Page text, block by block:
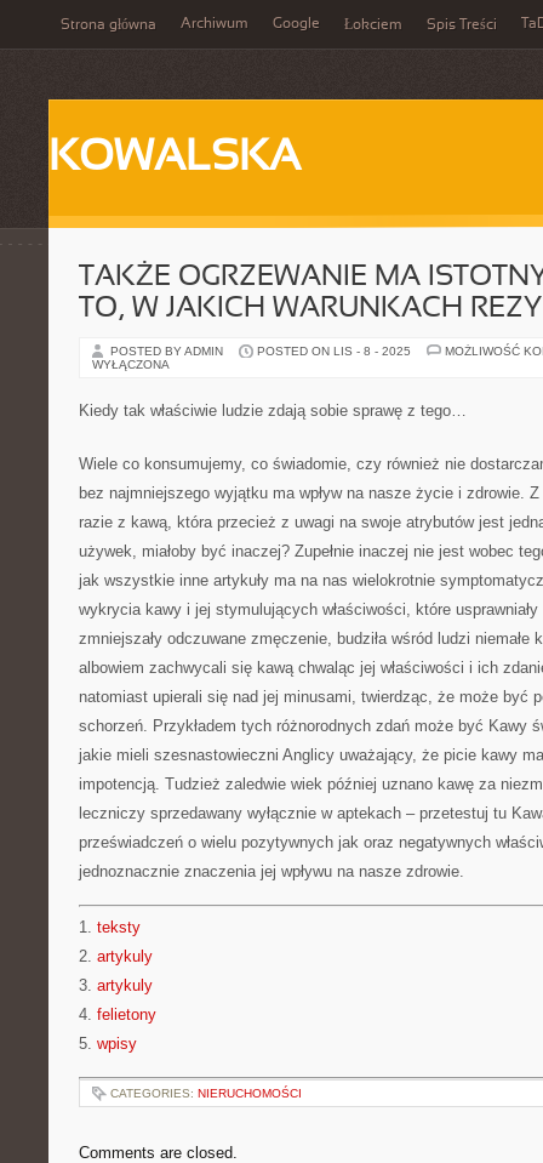
Strona główna Archiwum Google Łokciem Spis Treści
KOWALSKA
TAKŻE OGRZEWANIE MA
TO, W JAKICH WARUNKACH
POSTED BY ADMIN POSTED ON LIS - 8 - 2025
MOŻLIWOŚĆ
WYŁĄCZONA
Kiedy tak właściwie ludzie zdają sobie sprawę z tego…
Wiele co konsumujemy, co świadomie, czy również nie
bez najmniejszego wyjątku ma wpływ na nasze życie i zdrowie.
razie z kawą, która przecież z uwagi na swoje atrybutów jest
używek, miałoby być inaczej? Zupełnie inaczej nie jest wobec
jak wszystkie inne artykuły ma na nas wielokrotnie
wykrycia kawy i jej stymulujących właściwości, które
zmniejszały odczuwane zmęczenie, budziła wśród ludzi niemałe
albowiem zachwycali się kawą chwaląc jej właściwości i ich
natomiast upierali się nad jej minusami, twierdząc, że może być
schorzeń. Przykładem tych różnorodnych zdań może być Kawy
jakie mieli szesnastowieczni Anglicy uważający, że picie kawy
impotencją. Tudzież zaledwie wiek później uznano kawę za
leczniczy sprzedawany wyłącznie w aptekach – przetestuj tu
przeświadczeń o wielu pozytywnych jak oraz negatywnych
jednoznacznie znaczenia jej wpływu na nasze zdrowie.
1. teksty
2. artykuly
3. artykuly
4. felietony
5. wpisy
CATEGORIES: NIERUCHOMOŚCI
Comments are closed.